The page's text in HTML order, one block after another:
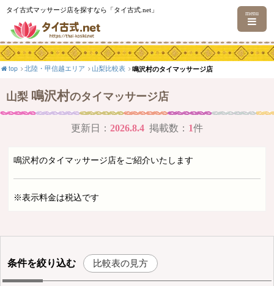
タイ古式マッサージ店を探すなら「タイ古式.net」 menu
top 北陸・甲信越エリア 山梨比較表 鳴沢村のタイマッサージ店
山梨 鳴沢村のタイマッサージ店
更新日： 2026.8.4 掲載数： 1件
鳴沢村のタイマッサージ店をご紹介いたします
※表示料金は税込です
条件を絞り込む 比較表の見方